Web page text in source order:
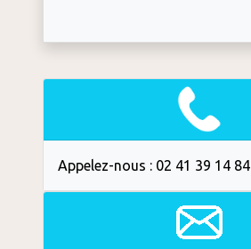
Appelez-nous : 02 41 39 14 84